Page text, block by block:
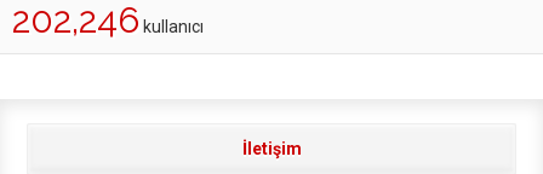
202,246 kullanıcı
İletişim